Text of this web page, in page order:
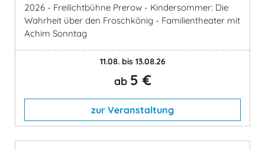
2026 - Freilichtbühne Prerow - Kindersommer: Die
Wahrheit über den Froschkönig - Familientheater mit
Achim Sonntag
11.08. bis 13.08.26
ab 5 €
zur Veranstaltung